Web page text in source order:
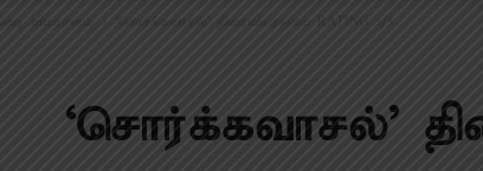
திரை விமர்சனம் ‘சொர்க்கவாசல்’ திரைவிமர்சனம் RATING 3/5
‘சொர்க்கவாசல்’